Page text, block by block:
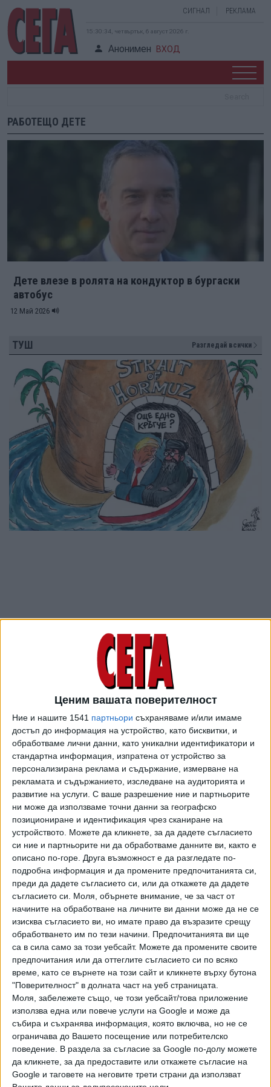
Ценим вашата поверителност
Ние и нашите 1541 партньори съхраняваме и/или имаме
достъп до информация на устройство, като бисквитки, и
обработваме лични данни, като уникални идентификатори и
стандартна информация, изпратена от устройство за
персонализирана реклама и съдържание, измерване на
рекламата и съдържанието, изследване на аудиторията и
развитие на услуги. С ваше разрешение ние и партньорите
ни може да използваме точни данни за географско
позициониране и идентификация чрез сканиране на
устройството. Можете да кликнете, за да дадете съгласието
си ние и партньорите ни да обработваме данните ви, както е
описано по-горе. Друга възможност е да разгледате по-
подробна информация и да промените предпочитанията си,
преди да дадете съгласието си, или да откажете да дадете
съгласието си. Моля, обърнете внимание, че за част от
начините на обработване на личните ви данни може да не се
изисква съгласието ви, но имате право да възразите срещу
обработването им по тези начини. Предпочитанията ви ще
са в сила само за този уебсайт. Можете да промените своите
предпочитания или да оттеглите съгласието си по всяко
време, като се върнете на този сайт и кликнете върху бутона
"Поверителност" в долната част на уеб страницата.
Моля, забележете също, че този уебсайт/това приложение
използва една или повече услуги на Google и може да
събира и съхранява информация, която включва, но не се
ограничава до Вашето посещение или потребителско
поведение. В раздела за съгласие за Google по-долу можете
да кликнете, за да предоставите или откажете съгласие на
Google и таговете на неговите трети страни да използват
СИГНАЛ РЕКЛАМА
15:30:34, четвъртък, 6 август 2026 г.
Анонимен ВХОД
РАБОТЕЩО ДЕТЕ
Дете влезе в ролята на кондуктор в бургаски
автобус
12 Май 2026
ТУШ Разгледай всички
Хавайската Богородица заплака с фентанилови сълзи
Видео Разгледай всички
Двама кандидат-президенти се борят за любовта на
Радев
НАЙ-ЧЕТЕНИ